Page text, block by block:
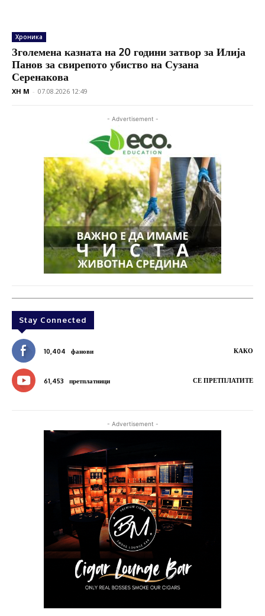
Хроника
Зголемена казната на 20 години затвор за Илија
Панов за свирепото убиство на Сузана
Серенакова
XH M - 07.08.2026 12:49
- Advertisement -
Stay Connected
10,404 фанови КАКО
61,453 претплатници СЕ ПРЕТПЛАТИТЕ
- Advertisement -